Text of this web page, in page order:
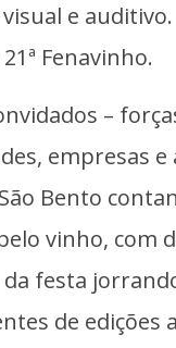
e
Fenavinho.
–
empresas
Bento
vinho, com
festa
de edições